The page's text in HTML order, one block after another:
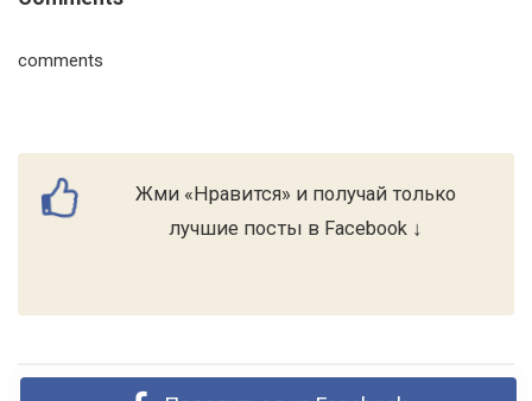
comments
Жми «Нравится» и получай только
лучшие посты в Facebook ↓